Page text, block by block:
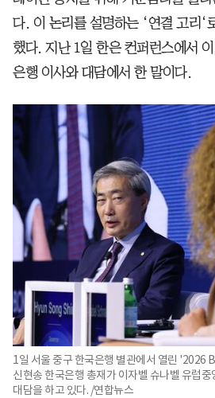
다. 이 논리를 설명하는 ‘연결 고리‘
했다. 지난 1일 한은 컨퍼런스에서
은행 이사와 대담에서 한 말이다.
1일 서울 중구 한국은행 별관에서 열린 '2026
신현송 한국은행 총재가 이자벨 슈나벨 유럽
대담을 하고 있다. /연합뉴스